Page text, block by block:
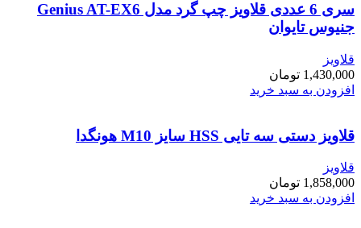
سری 6 عددی قلاویز چپ گرد مدل Genius AT-EX6
جنیوس تایوان
قلاویز
1,430,000 تومان
افزودن به سبد خرید
قلاویز دستی سه تایی HSS سایز M10 هونگدا
قلاویز
1,858,000 تومان
افزودن به سبد خرید